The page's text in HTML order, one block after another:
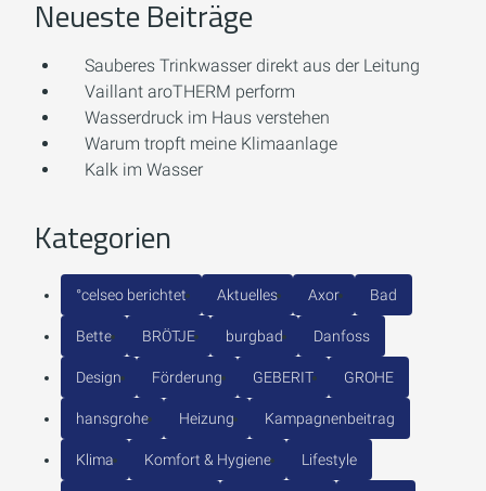
Neueste Beiträge
Sauberes Trinkwasser direkt aus der Leitung
Vaillant aroTHERM perform
Wasserdruck im Haus verstehen
Warum tropft meine Klimaanlage
Kalk im Wasser
Kategorien
°celseo berichtet Aktuelles Axor Bad
Bette BRÖTJE burgbad Danfoss
Design Förderung GEBERIT GROHE
hansgrohe Heizung Kampagnenbeitrag
Klima Komfort & Hygiene Lifestyle